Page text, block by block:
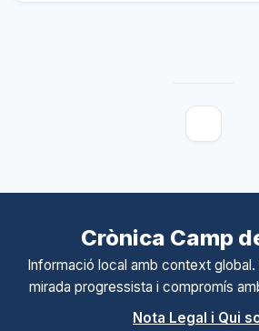
Crònica Camp
Informació local amb context
mirada progressista i compromís
Nota Legal i Qui